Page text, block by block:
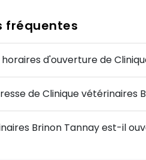
fréquentes
d'ouverture de
de Clinique vétérinaires
Brinon Tannay est-il